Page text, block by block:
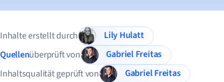
Inhalte erstellt durch
Lily Hulatt
Quellenüberprüft von
Gabriel Freitas
Inhaltsqualität geprüft von
Gabriel Freitas